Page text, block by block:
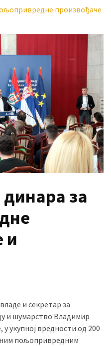
произвођаче
за
и
и секретар за
и шумарство Владимир
у укупној вредности од 200
пољопривредним